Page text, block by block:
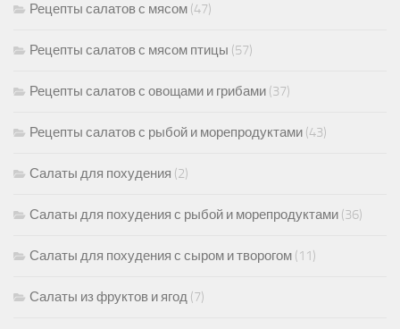
Рецепты салатов с мясом (47)
Рецепты салатов с мясом птицы (57)
Рецепты салатов с овощами и грибами (37)
Рецепты салатов с рыбой и морепродуктами (43)
Салаты для похудения (2)
Салаты для похудения с рыбой и морепродуктами (36)
Салаты для похудения с сыром и творогом (11)
Салаты из фруктов и ягод (7)